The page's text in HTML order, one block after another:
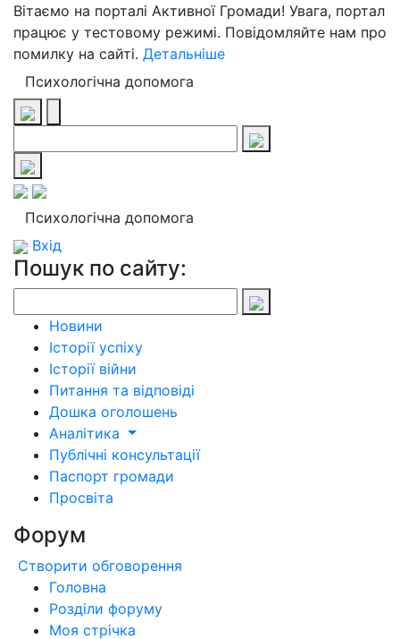
Вітаємо на порталі Активної Громади! Увага, портал
працює у тестовому режимі. Повідомляйте нам про
помилку на сайті. Детальніше
Психологічна допомога
Психологічна допомога
Вхід
Пошук по сайту:
Новини
Історії успіху
Історії війни
Питання та відповіді
Дошка оголошень
Аналітика
Публічні консультації
Паспорт громади
Просвіта
Форум
Створити обговорення
Головна
Розділи форуму
Моя стрічка